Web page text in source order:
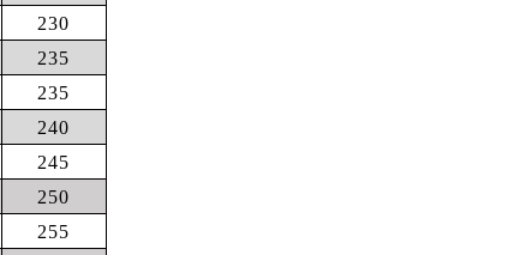
230
235
235
240
245
250
255